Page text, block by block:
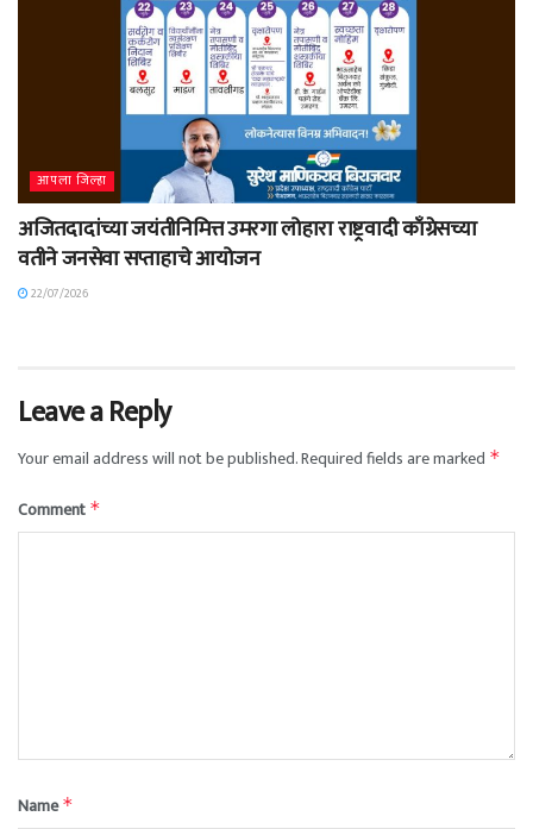
आपला जिल्हा
अजितदादांच्या जयंतीनिमित्त उमरगा लोहारा राष्ट्रवादी काँग्रेसच्या
वतीने जनसेवा सप्ताहाचे आयोजन
22/07/2026
Leave a Reply
Your email address will not be published.Required fields are marked *
Comment *
Name*